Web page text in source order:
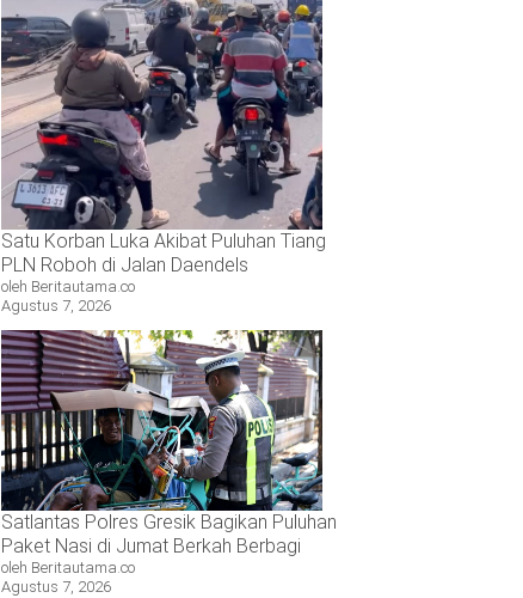
Satu Korban Luka Akibat Puluhan Tiang
PLN Roboh di Jalan Daendels
oleh Beritautama.co
Agustus 7, 2026
Satlantas Polres Gresik Bagikan Puluhan
Paket Nasi di Jumat Berkah Berbagi
oleh Beritautama.co
Agustus 7, 2026